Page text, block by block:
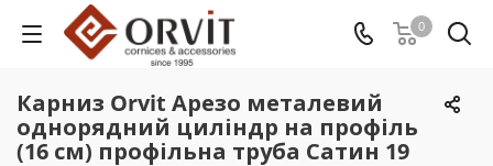
0
Карниз Orvit Арезо металевий
однорядний циліндр на профіль
(16 см) профільна труба Сатин 19